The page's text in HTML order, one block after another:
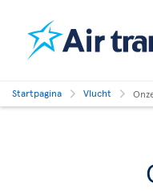
Startpagina Vlucht